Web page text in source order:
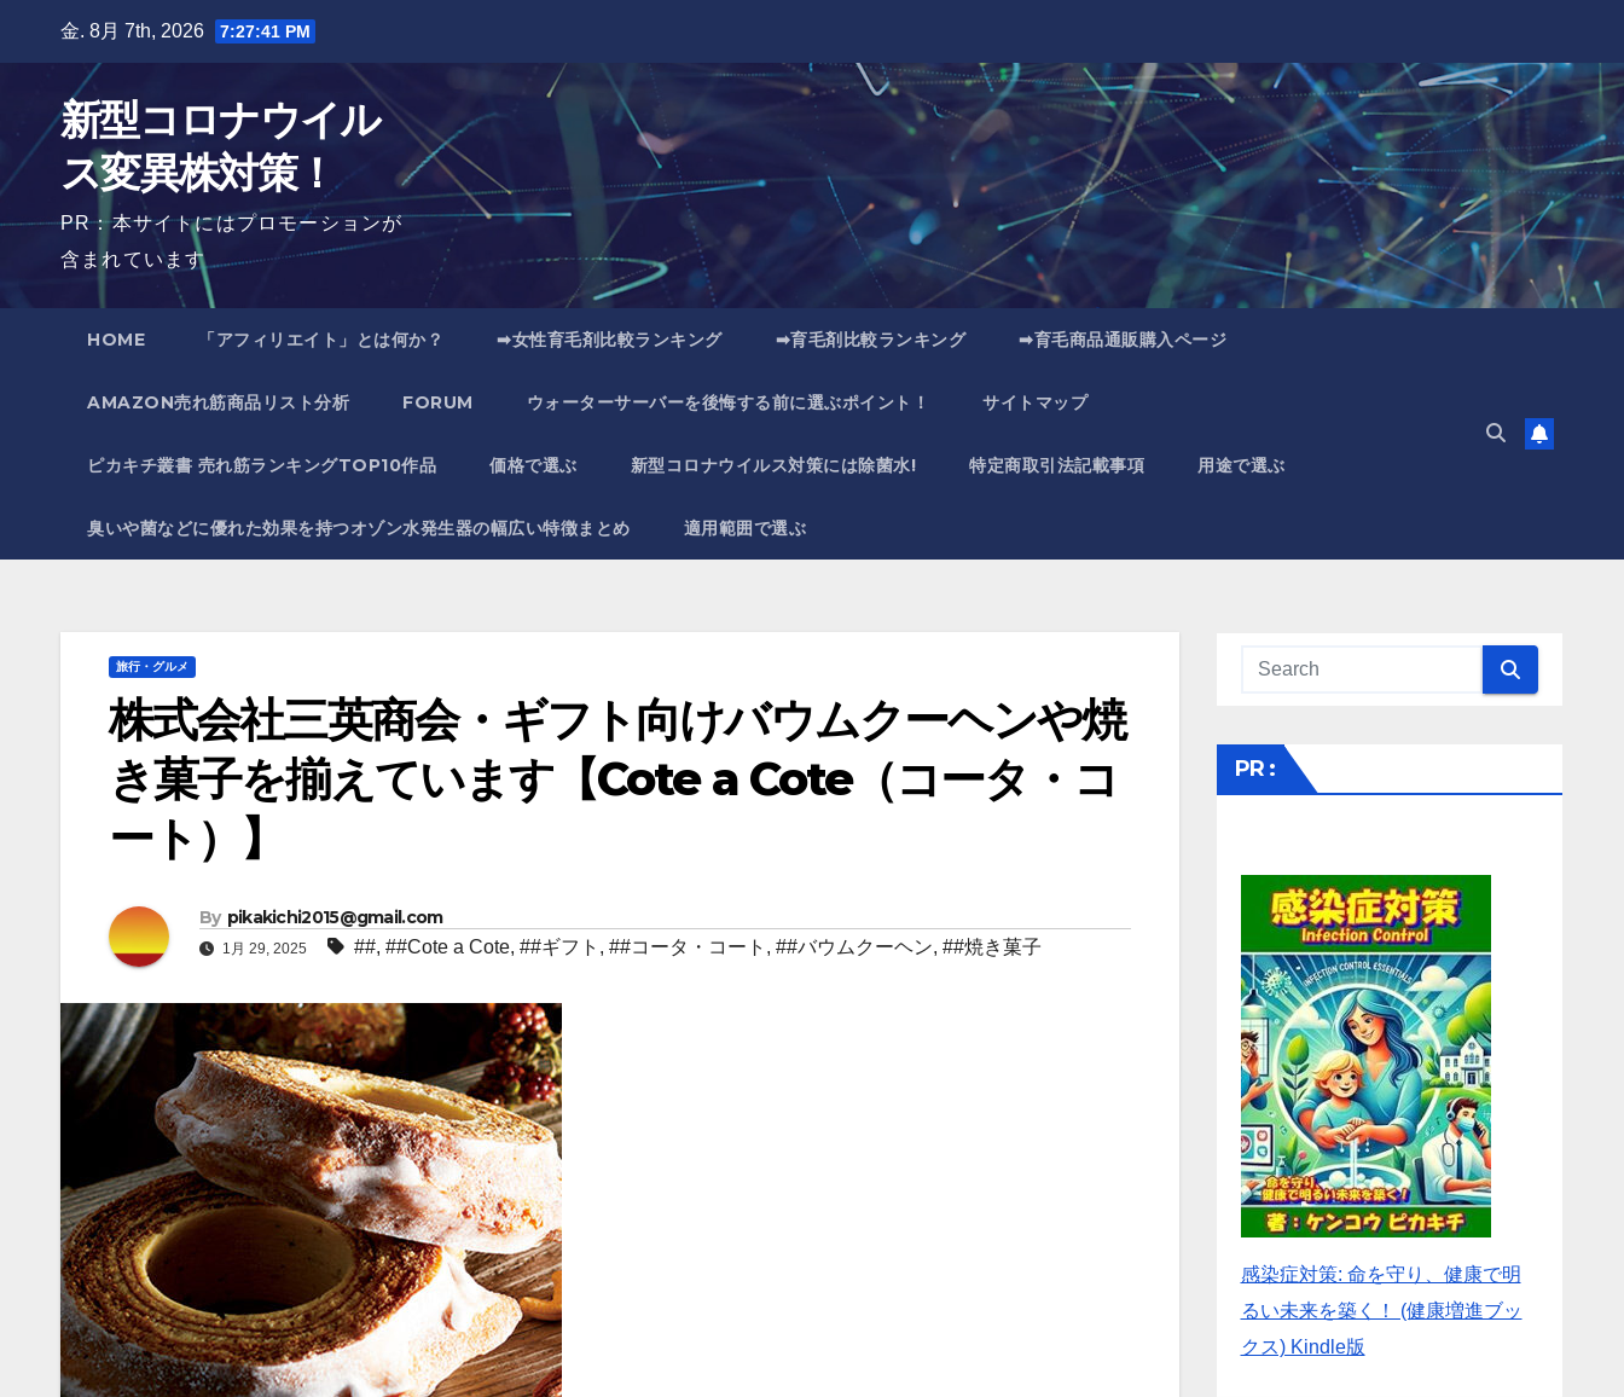
金. 8月 7th, 2026 7:27:42 PM
新型コロナウイル
ス変異株対策！
PR：本サイトにはプロモーションが
含まれています
HOME 「アフィリエイト」とは何か？ ➡女性育毛剤比較ランキング ➡育毛剤比較ランキング ➡育毛商品通販購入ページ
AMAZON売れ筋商品リスト分析 FORUM ウォーターサーバーを後悔する前に選ぶポイント！ サイトマップ
ピカキチ叢書 売れ筋ランキングTOP10作品 価格で選ぶ 新型コロナウイルス対策には除菌水! 特定商取引法記載事項 用途で選ぶ
臭いや菌などに優れた効果を持つオゾン水発生器の幅広い特徴まとめ 適用範囲で選ぶ
旅行・グルメ
株式会社三英商会・ギフト向けバウムクーヘンや焼
き菓子を揃えています【Cote a Cote（コータ・コ
ート）】
By pikakichi2015@gmail.com
1月 29, 2025 ##, ##Cote a Cote, ##ギフト , ##コータ・コート , ##バウムクーヘン, ##焼き菓子
PR :
感染症対策: 命を守り、健康で明
るい未来を築く！ (健康増進ブッ
クス) Kindle版